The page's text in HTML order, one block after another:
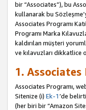
bir “Associates”), bu
kullanarak bu
Associates Programı
Programı Marka
kaldırılan müşteri
ve kılavuzları dikkatlice
1. Associates
Associates Programı,
Sitenize (i) Ek-1’de
(her biri bir “Amazon